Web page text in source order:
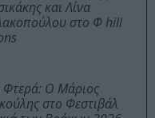
και Λίνα
στο Φ hill
Φτερά: Ο Μάριος
στο Φεστιβάλ